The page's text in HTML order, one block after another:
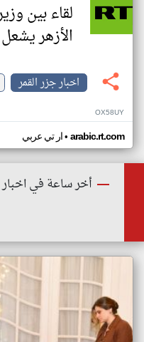
لقاء بين
الأزهر
اخبار جزر القمر
OX58UY
ار تي عربي• arabic.rt.com
أخر ساعة في اخبار